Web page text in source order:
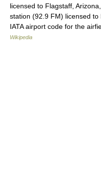
licensed to Flagstaff,
station (92.9 FM) licensed
IATA airport code for the
Wikipedia